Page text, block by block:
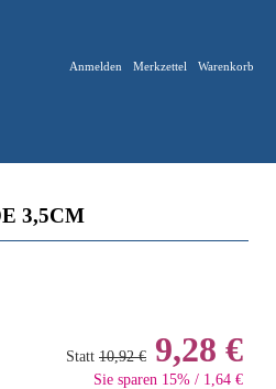
Anmelden Merkzettel Warenkorb
3,5CM
Statt 10,92 € 9,28 €
Sie sparen 15% / 1,64 €